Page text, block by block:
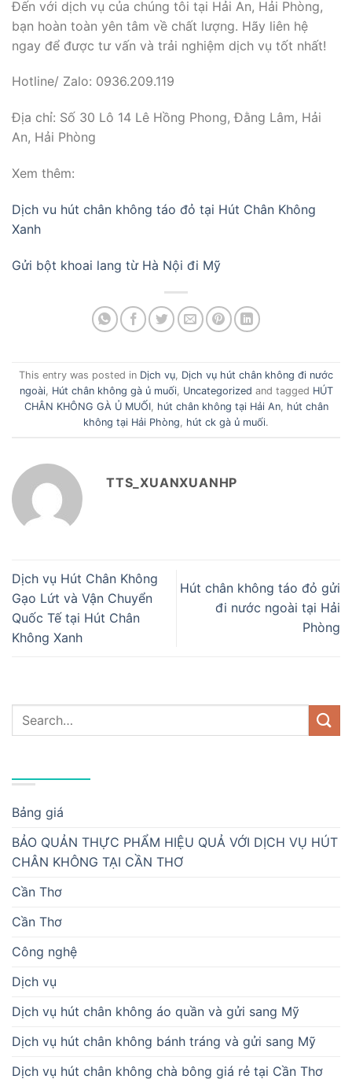
Đến với dịch vụ của chúng tôi tại Hải An, Hải Phòng,
bạn hoàn toàn yên tâm về chất lượng. Hãy liên hệ
ngay để được tư vấn và trải nghiệm dịch vụ tốt nhất!
Hotline/ Zalo: 0936.209.119
Địa chỉ: Số 30 Lô 14 Lê Hồng Phong, Đằng Lâm, Hải
An, Hải Phòng
Xem thêm:
Dịch vu hút chân không táo đỏ tại Hút Chân Không
Xanh
Gửi bột khoai lang từ Hà Nội đi Mỹ
This entry was posted in Dịch vụ, Dịch vụ hút chân không đi nước
ngoài, Hút chân không gà ủ muối, Uncategorized and tagged HÚT
CHÂN KHÔNG GÀ Ủ MUỐI, hút chân không tại Hải An, hút chân
không tại Hải Phòng, hút ck gà ủ muối.
TTS_XUANXUANHP
Dịch vụ Hút Chân Không
Gạo Lứt và Vận Chuyển
Quốc Tế tại Hút Chân
Không Xanh
Hút chân không táo đỏ gửi
đi nước ngoài tại Hải
Phòng
Bảng giá
BẢO QUẢN THỰC PHẨM HIỆU QUẢ VỚI DỊCH VỤ HÚT
CHÂN KHÔNG TẠI CẦN THƠ
Cần Thơ
Cần Thơ
Công nghệ
Dịch vụ
Dịch vụ hút chân không áo quần và gửi sang Mỹ
Dịch vụ hút chân không bánh tráng và gửi sang Mỹ
Dịch vụ hút chân không chà bông giá rẻ tại Cần Thơ